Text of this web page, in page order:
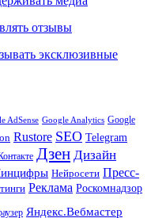
отзывы
эксклюзивные
AdSense Google Analytics Google
Rustore SEO Telegram
Дзен Дизайн
Нейросети Пресс-
Реклама Роскомнадзор
Яндекс.Вебмастер